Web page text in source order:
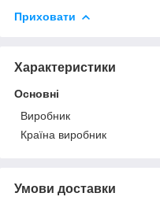
Приховати
Характеристики
Основні
Виробник
Країна виробник
Умови доставки